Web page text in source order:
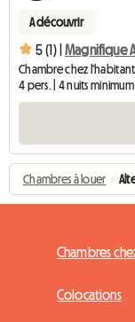
70 € / nuit
A découvrir
Magnifique
Chambre chez
4 pers. | 4 nuits minimum
Chambres à louer ›